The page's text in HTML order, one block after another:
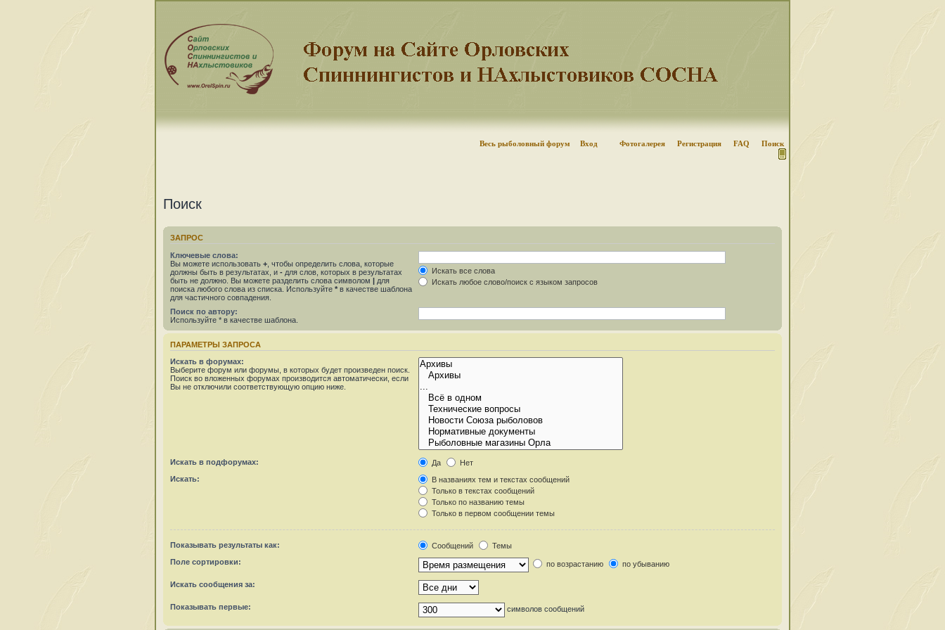
Весь рыболовный форум Вход Фотогалерея Регистрация FAQ Поиск
Поиск
ЗАПРОС
Ключевые слова:
Вы можете использовать + , чтобы определить слова, которые
должны быть в результатах, и - для слов, которых в результатах
быть не должно. Вы можете разделить слова символом | для
поиска любого слова из списка. Используйте * в качестве шаблона
для частичного совпадения.
Искать все слова
Искать любое слово/поиск с языком запросов
Поиск по автору:
Используйте * в качестве шаблона.
ПАРАМЕТРЫ ЗАПРОСА
Искать в форумах:
Выберите форум или форумы, в которых будет произведен поиск.
Поиск во вложенных форумах производится автоматически, если
Вы не отключили соответствующую опцию ниже.
Искать в подфорумах: Да
Нет
Искать:
В названиях тем и текстах сообщений
Только в текстах сообщений
Только по названию темы
Только в первом сообщении темы
Показывать результаты как: Сообщений
Темы
Поле сортировки:
по возрастанию по убыванию
Искать сообщения за:
Показывать первые: символов сообщений